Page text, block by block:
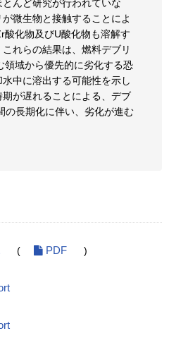
んど研究が行われていな
微生物と接触することによ
酸化物及びU酸化物も溶解す
れらの結果は、燃料デブリ
域から優先的に劣化する恐
中に溶出する可能性を示し
が遅れることによる、デブ
の長期化に伴い、劣化が進む
( PDF )